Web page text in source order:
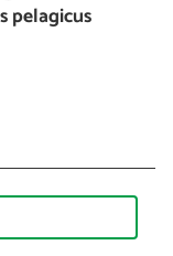
pelagicus